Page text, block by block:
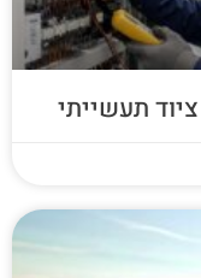
תעשייתי